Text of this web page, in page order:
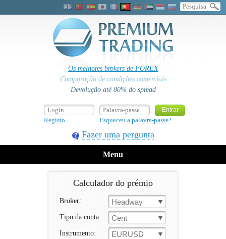
Os melhores brokers de FOREX
Comparação de condições comerciais
Devolução até 80% do spread
Registo Esqueceu a palavra-passe?
Fazer uma pergunta
Menu
Calculador do prémio
Broker: Headway
Tipo da conta: Cent
Instrumento: EURUSD